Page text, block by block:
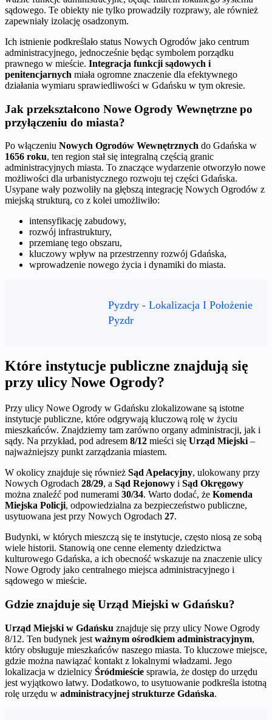
sądowego. Te obiekty nie tylko prowadziły rozprawy, ale również
zapewniały izolację osadzonym.
Ich istnienie podkreślało status Nowych Ogrodów jako centrum
administracyjnego, jednocześnie będąc symbolem porządku
prawnego w mieście. Integracja funkcji sądowych i
penitencjarnych miała ogromne znaczenie dla efektywnego
działania wymiaru sprawiedliwości w Gdańsku w tym okresie.
Jak przekształcono Nowe Ogrody Wewnętrzne po
przyłączeniu do miasta?
Po włączeniu Nowych Ogrodów Wewnętrznych do Gdańska w
1656 roku, ten region stał się integralną częścią granic
administracyjnych miasta. To znaczące wydarzenie otworzyło nowe
możliwości dla urbanistycznego rozwoju tej części Gdańska.
Usypane wały pozwoliły na głębszą integrację Nowych Ogrodów z
miejską strukturą, co z kolei umożliwiło:
intensyfikację zabudowy,
rozwój infrastruktury,
przemianę tego obszaru,
kluczowy wpływ na przestrzenny rozwój Gdańska,
wprowadzenie nowego życia i dynamiki do miasta.
Pyzdry - Lokalizacja I Położenie
Pyzdr
Które instytucje publiczne znajdują się
przy ulicy Nowe Ogrody?
Przy ulicy Nowe Ogrody w Gdańsku zlokalizowane są istotne
instytucje publiczne, które odgrywają kluczową rolę w życiu
mieszkańców. Znajdziemy tam zarówno organy administracji, jak i
sądy. Na przykład, pod adresem 8/12 mieści się Urząd Miejski –
najważniejszy punkt zarządzania miastem.
W okolicy znajduje się również Sąd Apelacyjny, ulokowany przy
Nowych Ogrodach 28/29, a Sąd Rejonowy i Sąd Okręgowy
można znaleźć pod numerami 30/34. Warto dodać, że Komenda
Miejska Policji, odpowiedzialna za bezpieczeństwo publiczne,
usytuowana jest przy Nowych Ogrodach 27.
Budynki, w których mieszczą się te instytucje, często niosą ze sobą
wiele historii. Stanowią one cenne elementy dziedzictwa
kulturowego Gdańska, a ich obecność wskazuje na znaczenie ulicy
Nowe Ogrody jako centralnego miejsca administracyjnego i
sądowego w mieście.
Gdzie znajduje się Urząd Miejski w Gdańsku?
Urząd Miejski w Gdańsku znajduje się przy ulicy Nowe Ogrody
8/12. Ten budynek jest ważnym ośrodkiem administracyjnym,
który obsługuje mieszkańców naszego miasta. To kluczowe miejsce,
gdzie można nawiązać kontakt z lokalnymi władzami. Jego
lokalizacja w dzielnicy Śródmieście sprawia, że dostęp do urzędu
jest wyjątkowo łatwy. Dodatkowo, to usytuowanie podkreśla istotną
rolę urzędu w administracyjnej strukturze Gdańska.